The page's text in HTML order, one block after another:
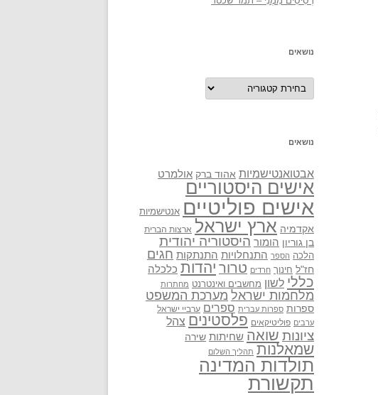
נושאים
נושאים
נושאים
אבטואנטישמיות אהוד ברק אולמרט
אישים היסטוריים
אישים פוליטיים אנטישמיות
אקדמיה ארץ ישראל ארצות הברית
בן גוריון הומור היסטוריה יהודית
הלכה הספר התנחלויות התנתקות חגים
חז"ל חינוך חרדים טרור יהדות כלכלה
כללי לשון מחשבים ואינטרנט מחתרות
מלחמות ישראל מערכת המשפט
ספרות ספרות עברית ספרים ערביי ישראל
ערבים פוליטיקאים פלסטינים צהל
ציונות שואה שחיתות שירה
שמאלנות תהליך השלום
תולדות המדינה
תקשורת